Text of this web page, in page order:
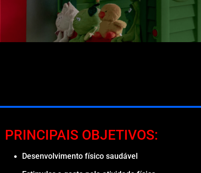
PRINCIPAIS OBJETIVOS:
Desenvolvimento físico saudável